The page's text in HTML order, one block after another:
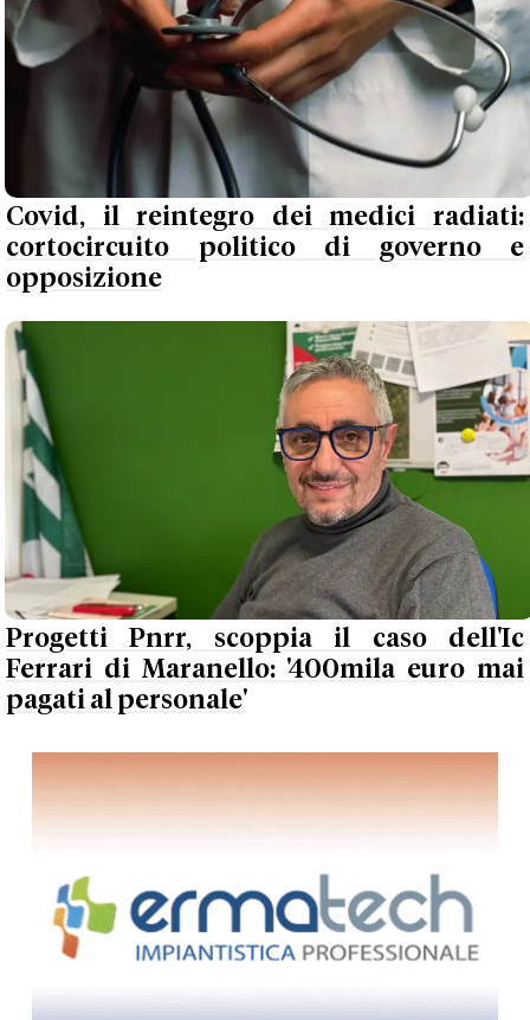
Covid, il reintegro dei medici radiati:
cortocircuito politico di governo e
opposizione
Progetti Pnrr, scoppia il caso dell'Ic
Ferrari di Maranello: '400mila euro mai
pagati al personale'